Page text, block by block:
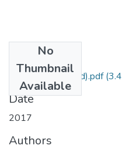
No
Thumbnail
Available
1 (13 files merged).pdf
Date
2017
Authors